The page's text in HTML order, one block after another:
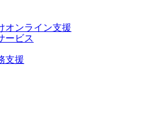
オンライン支援
ービス
支援